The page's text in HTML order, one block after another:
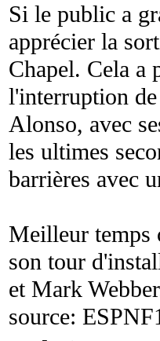
Si le public a
apprécier la
Chapel. Cela a
l'interruption
Alonso, avec
les ultimes
barrières avec
Meilleur temps
son tour
et Mark
source: